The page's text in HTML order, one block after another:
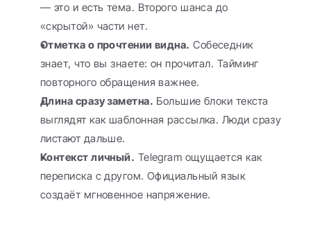
— это и есть тема. Второго шанса до
«скрытой» части нет.
Отметка о прочтении видна. Собеседник
знает, что вы знаете: он прочитал. Тайминг
повторного обращения важнее.
Длина сразу заметна. Большие блоки текста
выглядят как шаблонная рассылка. Люди сразу
листают дальше.
Контекст личный. Telegram ощущается как
переписка с другом. Официальный язык
создаёт мгновенное напряжение.